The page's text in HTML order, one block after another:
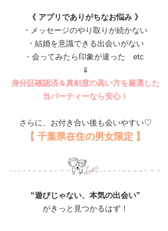
《 アプリでありがちなお悩み 》
・メッセージのやり取りが続かない
・結婚を意識できる出会いがない
・会ってみたら印象が違った etc
⇓
身分証確認済＆真剣度の高い方を厳選した
当パーティーなら安心！
さらに、お付き合い後も会いやすい♡
【 千葉県在住の男女限定 】
“遊びじゃない、本気の出会い”
がきっと見つかるはず！